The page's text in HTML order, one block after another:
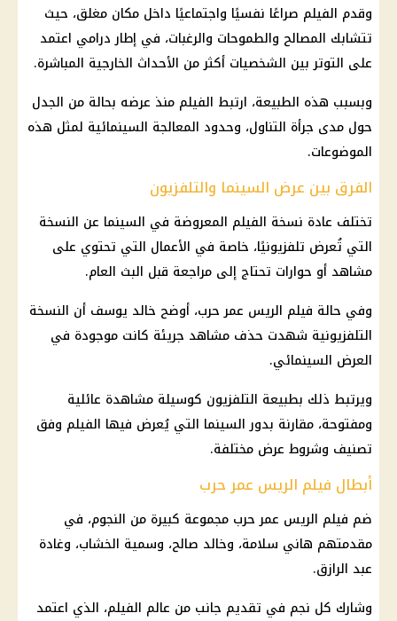
وقدم الفيلم صراعًا نفسيًا واجتماعيًا داخل مكان مغلق، حيث
تتشابك المصالح والطموحات والرغبات، في إطار درامي اعتمد
على التوتر بين الشخصيات أكثر من الأحداث الخارجية المباشرة.
وبسبب هذه الطبيعة، ارتبط الفيلم منذ عرضه بحالة من الجدل
حول مدى جرأة التناول، وحدود المعالجة السينمائية لمثل هذه
الموضوعات.
الفرق بين عرض السينما والتلفزيون
تختلف عادة نسخة الفيلم المعروضة في السينما عن النسخة
التي تُعرض تلفزيونيًا، خاصة في الأعمال التي تحتوي على
مشاهد أو حوارات تحتاج إلى مراجعة قبل البث العام.
وفي حالة فيلم الريس عمر حرب، أوضح خالد يوسف أن النسخة
التلفزيونية شهدت حذف مشاهد جريئة كانت موجودة في
العرض السينمائي.
ويرتبط ذلك بطبيعة التلفزيون كوسيلة مشاهدة عائلية
ومفتوحة، مقارنة بدور السينما التي يُعرض فيها الفيلم وفق
تصنيف وشروط عرض مختلفة.
أبطال فيلم الريس عمر حرب
ضم فيلم الريس عمر حرب مجموعة كبيرة من النجوم، في
مقدمتهم هاني سلامة، وخالد صالح، وسمية الخشاب، وغادة
عبد الرازق.
وشارك كل نجم في تقديم جانب من عالم الفيلم، الذي اعتمد